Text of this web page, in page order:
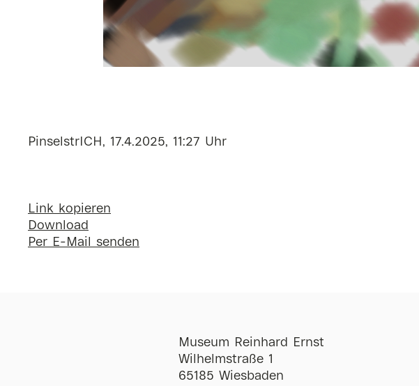
PinselstrICH, 17.4.2025, 11:27 Uhr
Link kopieren
Download
Per E-Mail senden
Museum Reinhard Ernst
Wilhelmstraße 1
65185 Wiesbaden